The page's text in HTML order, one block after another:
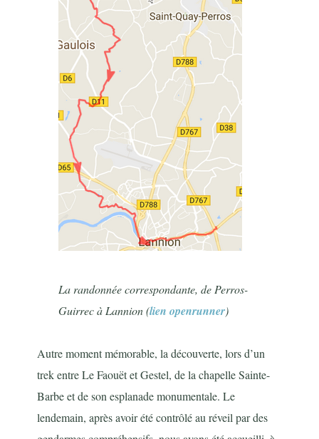
La randonnée correspondante, de Perros-
Guirrec à Lannion (lien openrunner)
Autre moment mémorable, la découverte, lors d’un
trek entre Le Faouët et Gestel, de la chapelle Sainte-
Barbe et de son esplanade monumentale. Le
lendemain, après avoir été contrôlé au réveil par des